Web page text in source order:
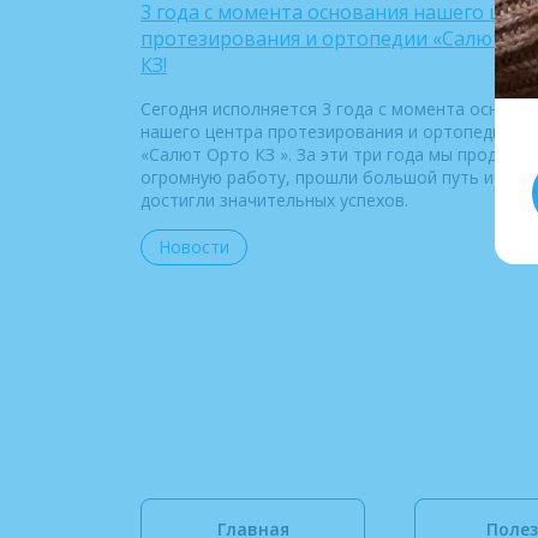
3 года с момента основания нашего
протезирования и ортопедии «Салют
КЗ!
Сегодня исполняется 3 года с момента
нашего центра протезирования и ортопедии
«Салют Орто КЗ ». За эти три года мы проделали
огромную работу, прошли большой путь и
достигли значительных успехов.
Новости
Главная